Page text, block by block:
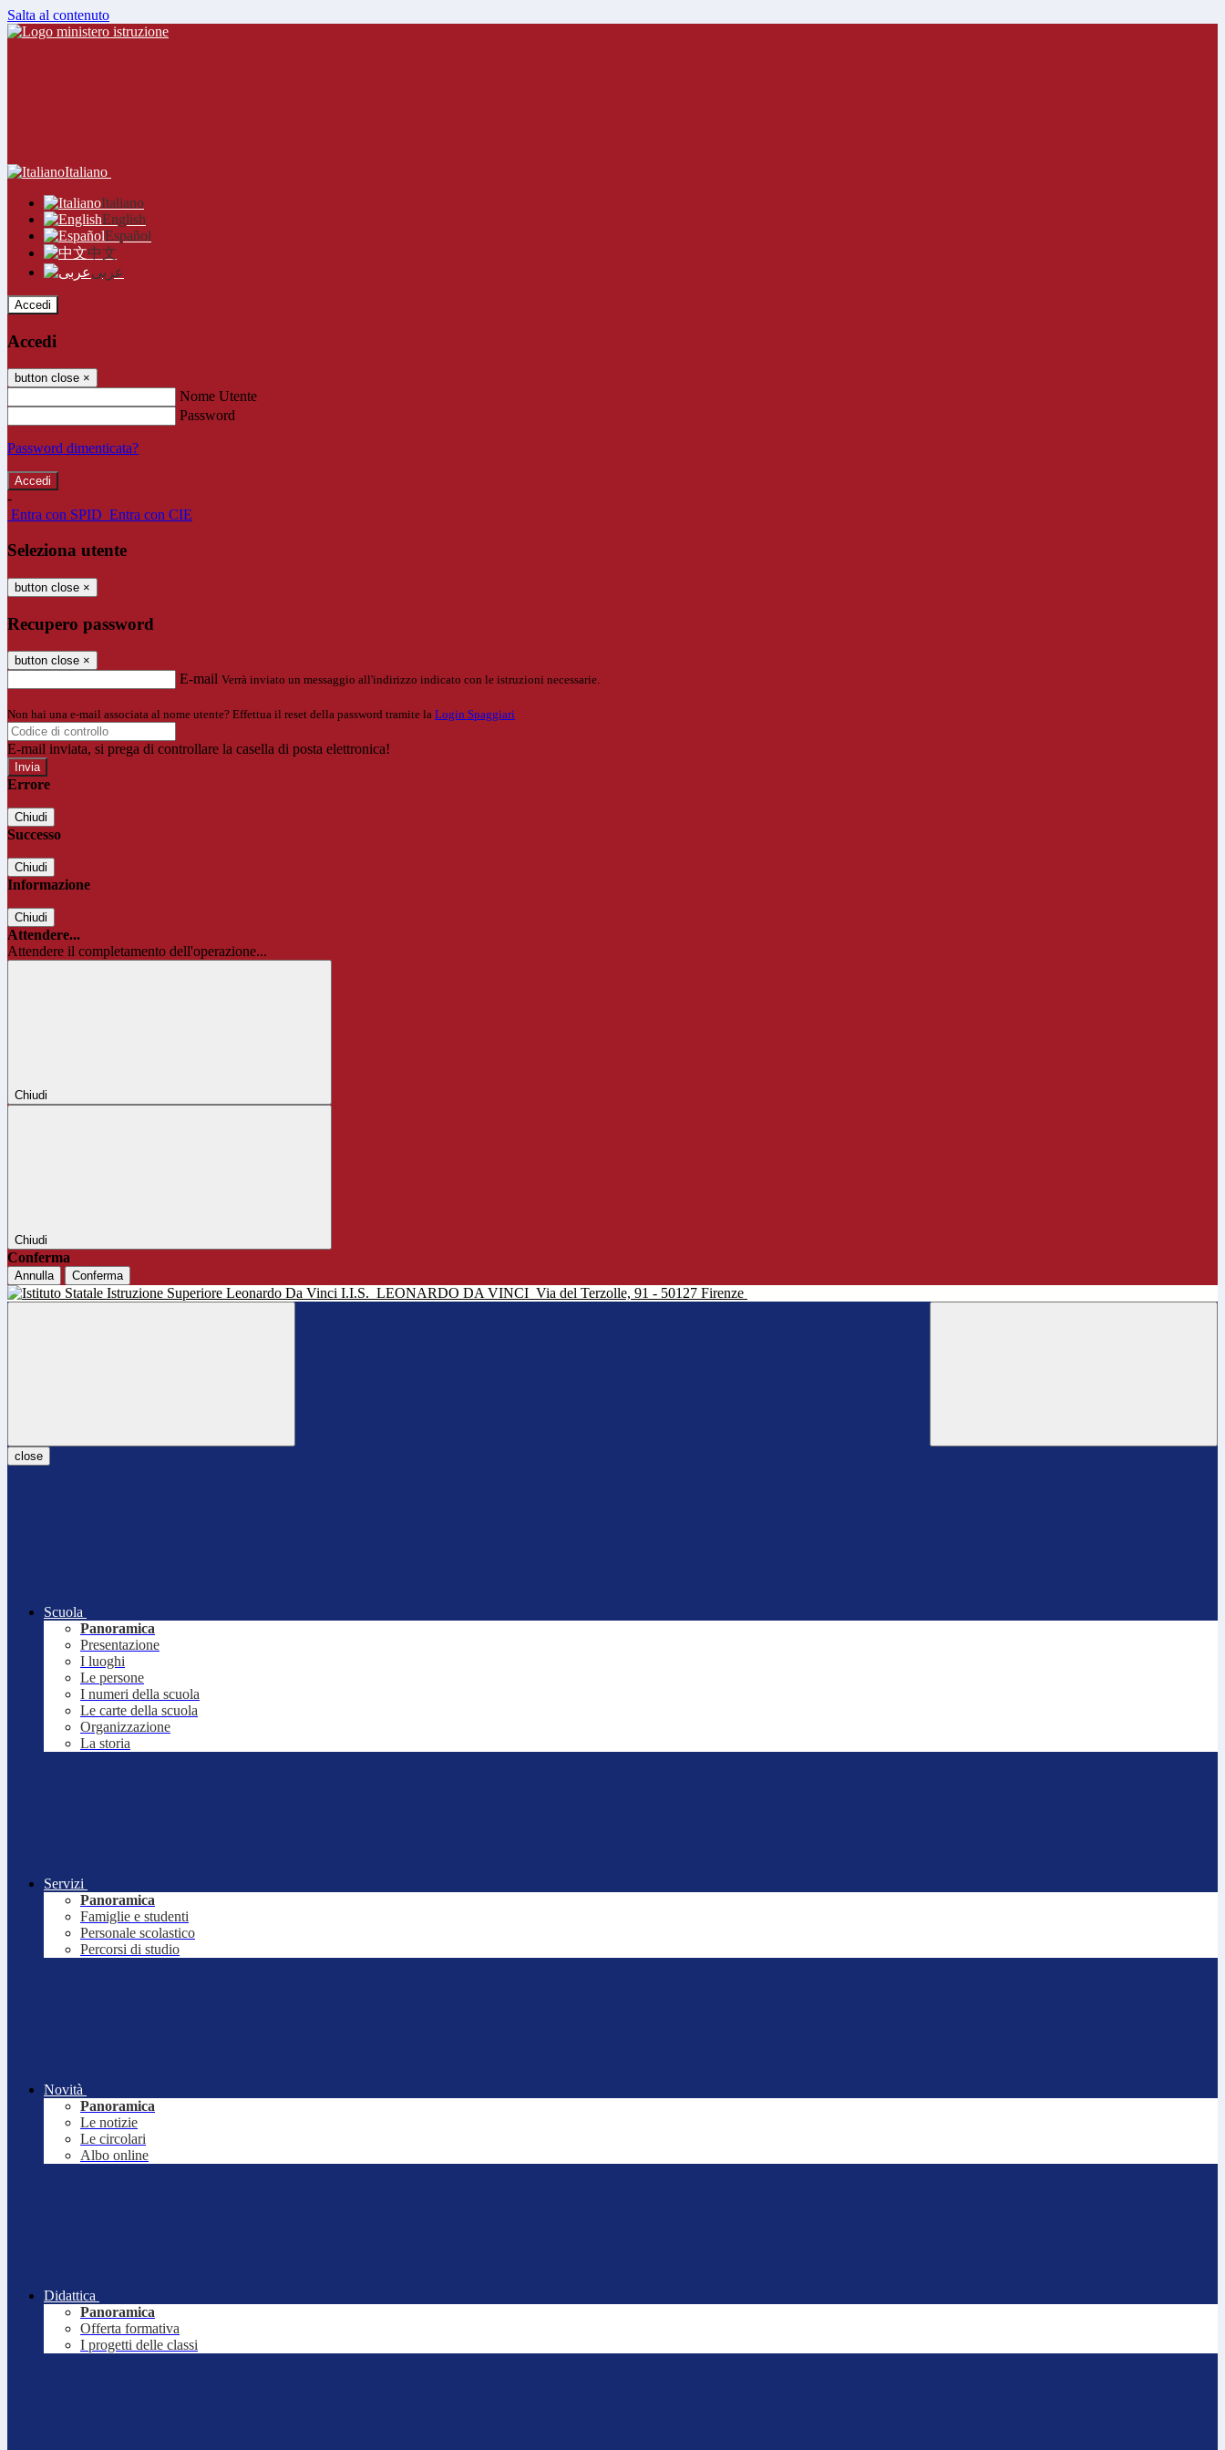
Salta al contenuto
Italiano
Italiano
English
Español
中文
عربى
Accedi
Accedi
button close ×
Nome Utente
Password
Password dimenticata?
-
Entra con SPID Entra con CIE
Seleziona utente
button close ×
Recupero password
button close ×
E-mail Verrà inviato un messaggio all'indirizzo indicato con le istruzioni necessarie.
Non hai una e-mail associata al nome utente? Effettua il reset della password tramite la Login Spaggiari
E-mail inviata, si prega di controllare la casella di posta elettronica!
Errore
Chiudi
Successo
Chiudi
Informazione
Chiudi
Attendere...
Attendere il completamento dell'operazione...
Chiudi
Chiudi
Conferma
Annulla Conferma
I.I.S. LEONARDO DA VINCI Via del Terzolle, 91 - 50127 Firenze
close
Scuola
Panoramica
Presentazione
I luoghi
Le persone
I numeri della scuola
Le carte della scuola
Organizzazione
La storia
Servizi
Panoramica
Famiglie e studenti
Personale scolastico
Percorsi di studio
Novità
Panoramica
Le notizie
Le circolari
Albo online
Didattica
Panoramica
Offerta formativa
I progetti delle classi